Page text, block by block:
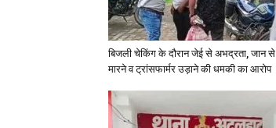
बिजली चेकिंग के दौरान जेई से अभद्रता, जान से
मारने व ट्रांसफार्मर उड़ाने की धमकी का आरोप